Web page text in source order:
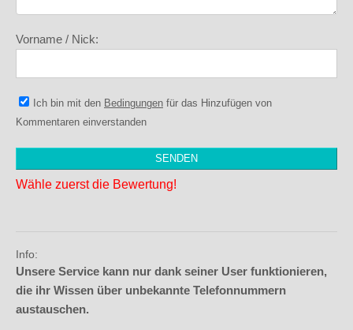
Vorname / Nick:
Ich bin mit den Bedingungen für das Hinzufügen von
Kommentaren einverstanden
Wähle zuerst die Bewertung!
Info:
Unsere Service kann nur dank seiner User funktionieren,
die ihr Wissen über unbekannte Telefonnummern
austauschen.